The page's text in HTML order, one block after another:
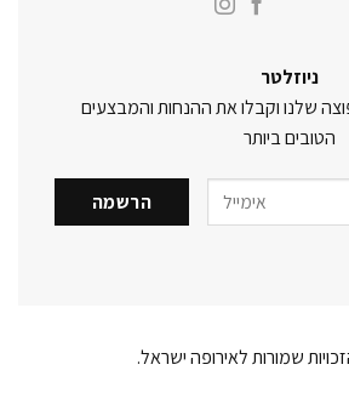
ניוזלטר
שלנו וקבלו את ההנחות והמבצעים
הטובים ביותר